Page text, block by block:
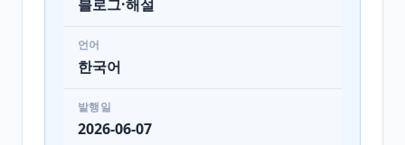
블로그·해설
언어
한국어
발행일
2026-06-07